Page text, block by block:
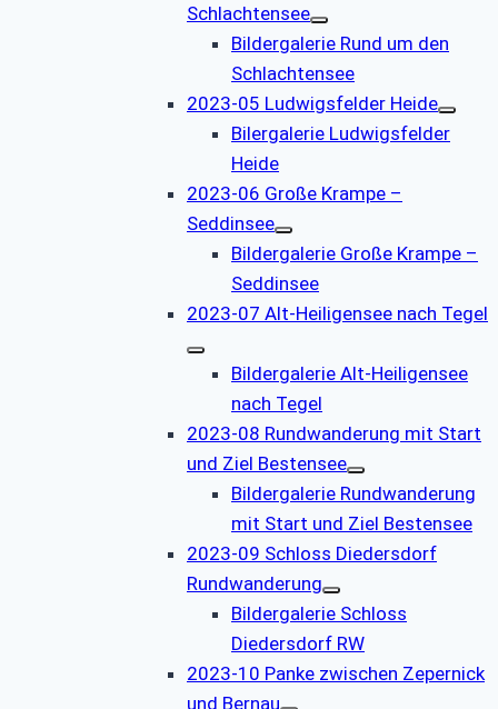
Schlachtensee
Bildergalerie Rund um den
Schlachtensee
2023-05 Ludwigsfelder Heide
Bilergalerie Ludwigsfelder
Heide
2023-06 Große Krampe –
Seddinsee
Bildergalerie Große Krampe –
Seddinsee
2023-07 Alt-Heiligensee nach Tegel
Bildergalerie Alt-Heiligensee
nach Tegel
2023-08 Rundwanderung mit Start
und Ziel Bestensee
Bildergalerie Rundwanderung
mit Start und Ziel Bestensee
2023-09 Schloss Diedersdorf
Rundwanderung
Bildergalerie Schloss
Diedersdorf RW
2023-10 Panke zwischen Zepernick
und Bernau